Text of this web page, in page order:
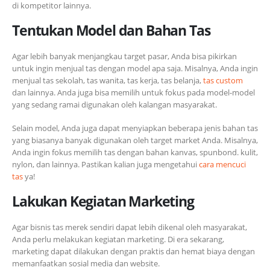
di kompetitor lainnya.
Tentukan Model dan Bahan Tas
Agar lebih banyak menjangkau target pasar, Anda bisa pikirkan
untuk ingin menjual tas dengan model apa saja. Misalnya, Anda ingin
menjual tas sekolah, tas wanita, tas kerja, tas belanja,tas custom
dan lainnya. Anda juga bisa memilih untuk fokus pada model-model
yang sedang ramai digunakan oleh kalangan masyarakat.
Selain model, Anda juga dapat menyiapkan beberapa jenis bahan tas
yang biasanya banyak digunakan oleh target market Anda. Misalnya,
Anda ingin fokus memilih tas dengan bahan kanvas, spunbond. kulit,
nylon, dan lainnya. Pastikan kalian juga mengetahuicara mencuci
tasya!
Lakukan Kegiatan Marketing
Agar bisnis tas merek sendiri dapat lebih dikenal oleh masyarakat,
Anda perlu melakukan kegiatan marketing. Di era sekarang,
marketing dapat dilakukan dengan praktis dan hemat biaya dengan
memanfaatkan sosial media dan website.